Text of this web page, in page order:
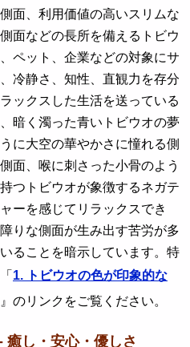
面、利用価値の高いスリムな
面などの長所を備えるトビウ
ペット、企業などの対象にサ
冷静さ、知性、直観力を存分
ックスした生活を送っている
暗く濁った青いトビウオの夢
に大空の華やかさに憧れる側
面、喉に刺さった小骨のよう
つトビウオが象徴するネガテ
ーを感じてリラックスでき
りな側面が生み出す苦労が多
ることを暗示しています。特
1. トビウオの色が印象的な
のリンクをご覧ください。
癒し・安心・優しさ